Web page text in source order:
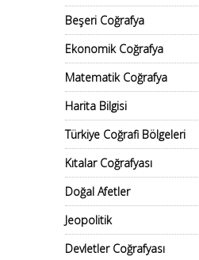
Beşeri Coğrafya
Ekonomik Coğrafya
Matematik Coğrafya
Harita Bilgisi
Türkiye Coğrafi Bölgeleri
Kıtalar Coğrafyası
Doğal Afetler
Jeopolitik
Devletler Coğrafyası